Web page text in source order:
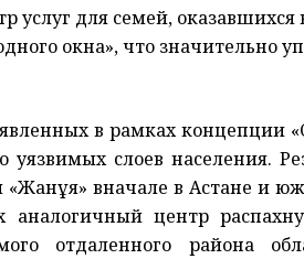
услуг для семей,
окна», что значительно
в рамках концепции
слоев населения.
вначале в Астане и
центр
отдаленного района